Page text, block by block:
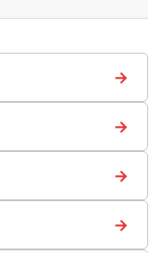
→
→
→
→